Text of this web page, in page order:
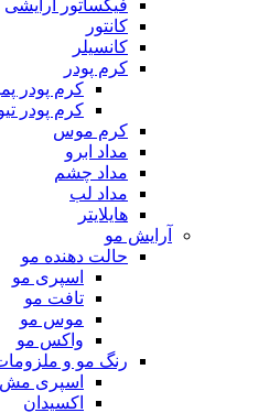
فیکساتور آرایشی
کانتور
کانسیلر
کرم پودر
کرم پودر پمپی
کرم پودر تیوپی
کرم موس
مداد ابرو
مداد چشم
مداد لب
هایلایتر
آرایش مو
حالت دهنده مو
اسپری مو
تافت مو
موس مو
واکس مو
رنگ مو و ملزومات
اسپری مش
اکسیدان